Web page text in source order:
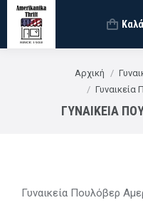
You are here:Αρχική
Γυναικεία
ΓΥΝΑΙΚΕΊΑ
Γυναικεία Πουλόβερ